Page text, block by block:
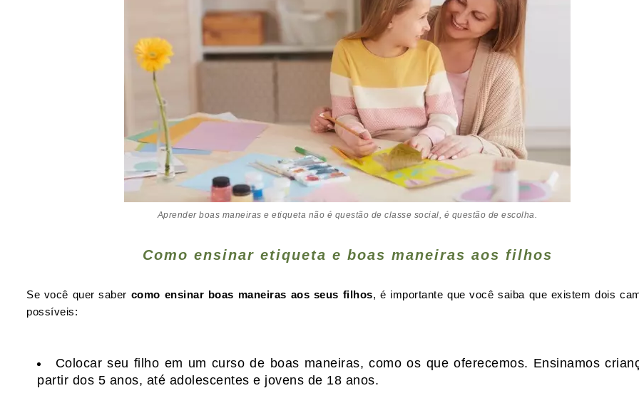
Aprender boas maneiras e etiqueta não é questão de classe social, é questão de escolha.
Como ensinar etiqueta e boas maneiras aos filhos
Se você quer saber como ensinar boas maneiras aos seus filhos, é importante que você saiba que existem dois
possíveis:
Colocar seu filho em um curso de boas maneiras, como os que oferecemos. Ensinamos
partir dos 5 anos, até adolescentes e jovens de 18 anos.